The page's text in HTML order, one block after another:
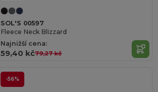
SOL'S 00597
Fleece Neck Blizzard
Najnižší cena:
59,40 kč79,27 kč
-56%